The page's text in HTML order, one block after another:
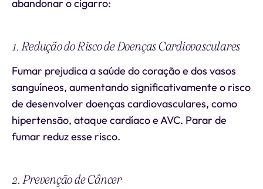
abandonar o cigarro:
1. Redução do Risco de Doenças Cardiovasculares
Fumar prejudica a saúde do coração e dos vasos
sanguíneos, aumentando significativamente o risco
de desenvolver doenças cardiovasculares, como
hipertensão, ataque cardíaco e AVC. Parar de
fumar reduz esse risco.
2. Prevenção de Câncer